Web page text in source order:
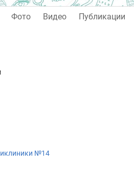
Фото Видео Публикации
№14